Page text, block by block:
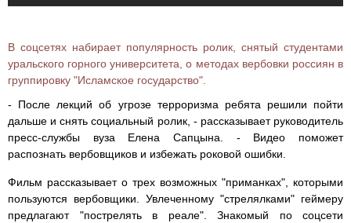
В соцсетях набирает популярность ролик, снятый студентами
уральского горного университета, о методах вербовки россиян в
группировку "Исламское государство".
- После лекций об угрозе терроризма ребята решили пойти
дальше и снять социальный ролик, - рассказывает руководитель
пресс-службы вуза Елена Сапцына. - Видео поможет
распознать вербовщиков и избежать роковой ошибки.
Фильм рассказывает о трех возможных "приманках", которыми
пользуются вербовщики. Увлеченному "стрелялками" геймеру
предлагают "пострелять в реале". Знакомый по соцсети